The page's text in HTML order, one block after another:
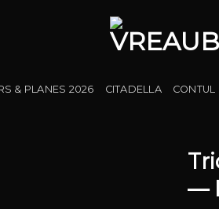
& PLANES 2026 CITADELLA CONTUL
—